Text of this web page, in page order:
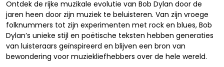
Ontdek de rijke muzikale evolutie van Bob Dylan door de
jaren heen door zijn muziek te beluisteren. Van zijn vroege
folknummers tot zijn experimenten met rock en blues, Bob
Dylan’s unieke stijl en poëtische teksten hebben generaties
van luisteraars geïnspireerd en blijven een bron van
bewondering voor muziekliefhebbers over de hele wereld.